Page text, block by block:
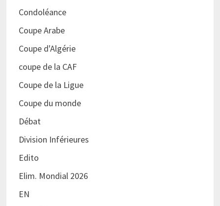
Condoléance
Coupe Arabe
Coupe d'Algérie
coupe de la CAF
Coupe de la Ligue
Coupe du monde
Débat
Division Inférieures
Edito
Elim. Mondial 2026
EN